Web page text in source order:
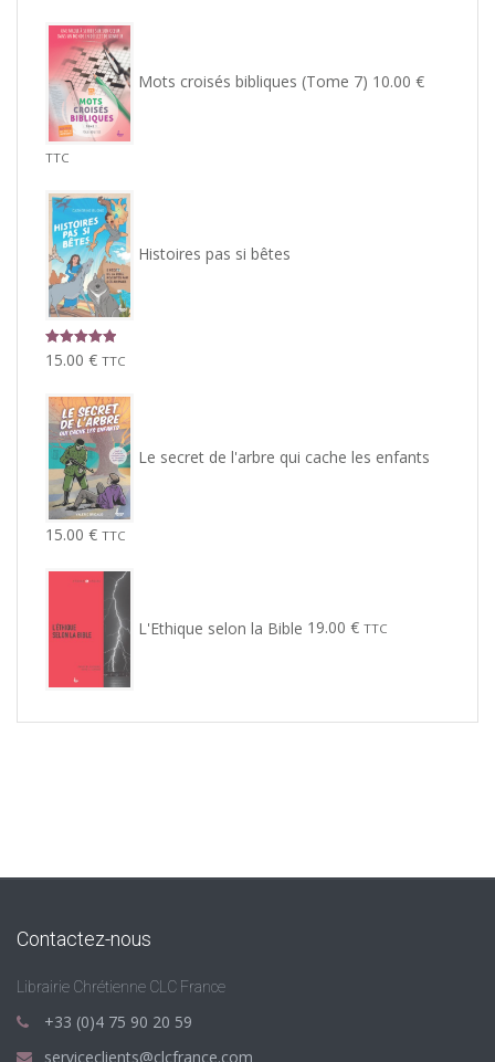
Mots croisés bibliques (Tome 7) 10.00 €
TTC
Histoires pas si bêtes
Note 5.00
15.00 € TTC
Le secret de l'arbre qui cache les enfants
15.00 € TTC
L'Ethique selon la Bible 19.00 € TTC
Contactez-nous
Librairie Chrétienne CLC France
+33 (0)4 75 90 20 59
serviceclients@clcfrance.com